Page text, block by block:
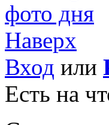
фото дня
Наверх
Вход или
Есть на